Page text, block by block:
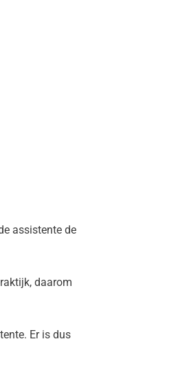
assistente de
daarom
Er is dus